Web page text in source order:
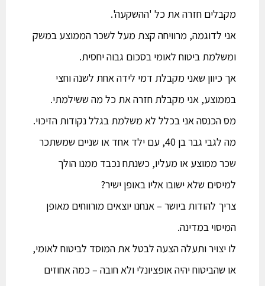
מקבלים חזרה את כל 'ההשקעה'.
אני לדוגמה, מרוויחה קצת מעל לשכר הממוצע במשק
ומשלמת ביטוח לאומי בסכום גבוה יחסית.
אך כיוון שאני מקבלת דמי לידה אחת לשנה וחצי
בממוצע, אני מקבלת חזרה את כל מה ששילמתי.
מס הכנסה אני בכלל לא משלמת בגלל נקודות הזיכוי.
מה לגבי גבר בן 40, עם ילד אחד או שניים שמשתכר
שכר ממוצע או מעליו, כשנתח נכבד ממנו הולך
למיסים שלא ישובו אליו באופן ישיר?
צריך להודות ביושר – אנחנו יוצאים מורווחים מאופן
המיסוי במדינה.
לו יצויר ותעלה הצעה לבטל את המוסד לביטוח לאומי,
או שהביטוח יהיה אופציונלי ולא חובה – כמה אחוזים